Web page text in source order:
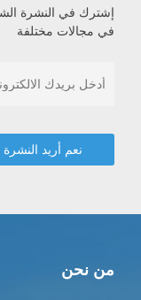
إشترك في النشرة
في مجالات مختلفة
من نحن